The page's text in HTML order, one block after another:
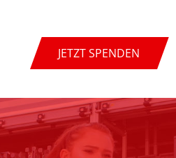
JETZT SPENDEN